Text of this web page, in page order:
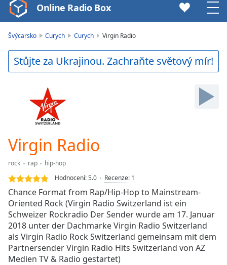
Video
Player
Play
Video
Current
Time
0:00
Duration
Loaded:
0.00%
Stream
TypeLIVE
Seek to
live,
currently
behind
liveLIVE
Online Radio Box
Švýcarsko Curych Curych Virgin Radio
Stůjte za Ukrajinou. Zachraňte světový mír!
Virgin Radio
rock rap
hip-hop
Hodnocení:5.0 Recenze: 1
Chance Format from Rap/Hip-Hop to Mainstream-
Oriented Rock (Virgin Radio Switzerland ist ein
Schweizer Rockradio Der Sender wurde am 17. Januar
2018 unter der Dachmarke Virgin Radio Switzerland
als Virgin Radio Rock Switzerland gemeinsam mit dem
Partnersender Virgin Radio Hits Switzerland von AZ
Medien TV & Radio gestartet)